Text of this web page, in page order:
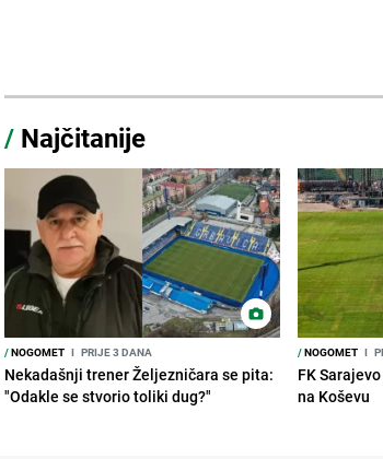
/ Najčitanije
/NOGOMET I PRIJE 3 DANA
Nekadašnji trener Željezničara se pita:
"Odakle se stvorio toliki dug?"
/NOGOMET I
FK
na Koševu